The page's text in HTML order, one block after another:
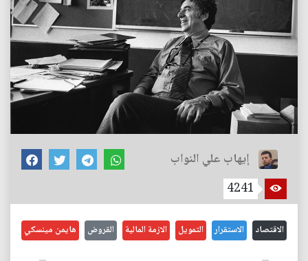
إيهاب علي النواب
4241
الاقتصاد الاستقرار التمويل الازمة المالية القروض هايمن مينسكي